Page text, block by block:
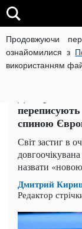
Продовжуючи
ознайомилися з
використанням
ВІЙНА
Дмитро
спиною
Світ застиг в
назвати
Дмитрий
Редактор